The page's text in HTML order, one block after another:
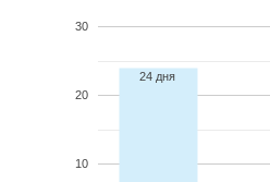
10
20
30
24 дня